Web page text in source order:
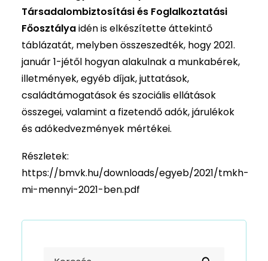
Társadalombiztosítási és Foglalkoztatási
Főosztályaidén is elkészítette áttekintő
táblázatát, melyben összeszedték, hogy 2021.
január 1-jétől hogyan alakulnak a munkabérek,
illetmények, egyéb díjak, juttatások,
családtámogatások és szociális ellátások
összegei, valamint a fizetendő adók, járulékok
és adókedvezmények mértékei.
Részletek:
https://bmvk.hu/downloads/egyeb/2021/tmkh-
mi-mennyi-2021-ben.pdf